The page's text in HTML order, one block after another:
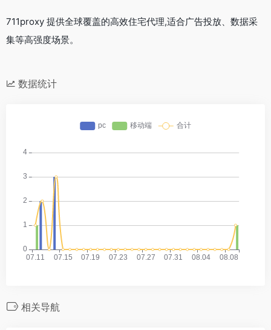
711proxy 提供全球覆盖的高效住宅代理,适合广告投放、数据采
集等高强度场景。
数据统计
相关导航